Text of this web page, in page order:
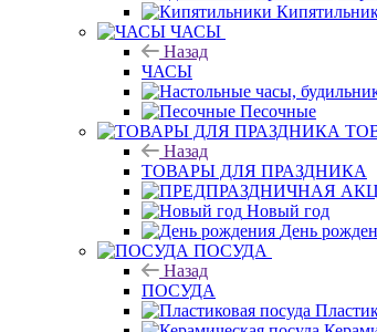
ЧАСЫ
Назад
ЧАСЫ
Песочные
Назад
ТОВАРЫ ДЛЯ ПРАЗДНИКА
Новый год
День
ПОСУДА
Назад
ПОСУДА